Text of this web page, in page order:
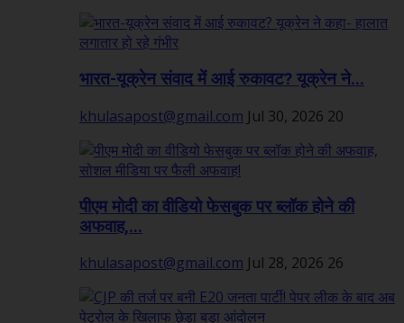
भारत-यूक्रेन संवाद में आई रुकावट? यूक्रेन ने...
khulasapost@gmail.com Jul 30, 2026 20
पीएम मोदी का वीडियो फेसबुक पर ब्लॉक होने की
अफवाह,...
khulasapost@gmail.com Jul 28, 2026 26